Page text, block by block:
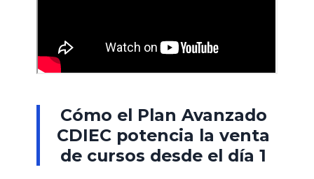
Cómo el Plan Avanzado
CDIEC potencia la venta
de cursos desde el día 1